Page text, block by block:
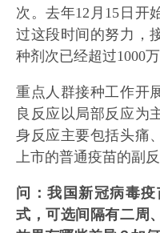
次。去年12月15日开
过这段时间的努力，
种剂次已经超过1000万
重点人群接种工作开
良反应以局部反应为
身反应主要包括头痛
上市的普通疫苗的副反
问：我国新冠病毒
式，可选间隔有二周